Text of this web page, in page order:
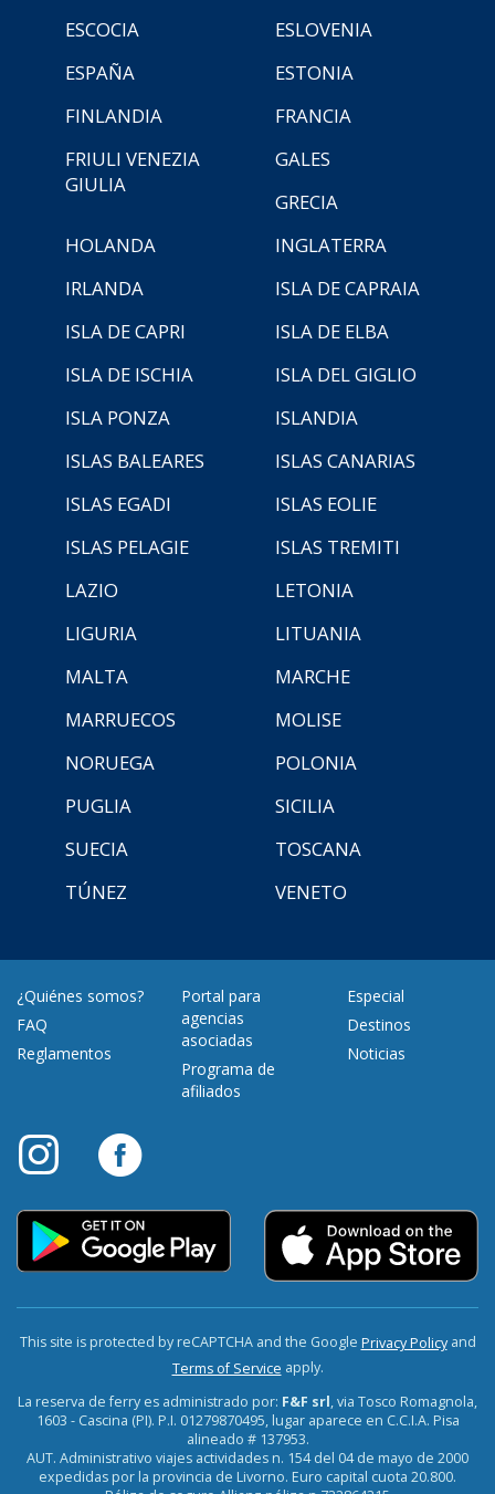
ESCOCIA
ESLOVENIA
ESPAÑA
ESTONIA
FINLANDIA
FRANCIA
FRIULI VENEZIA
GIULIA
GALES
GRECIA
HOLANDA
INGLATERRA
IRLANDA
ISLA DE CAPRAIA
ISLA DE CAPRI
ISLA DE ELBA
ISLA DE ISCHIA
ISLA DEL GIGLIO
ISLA PONZA
ISLANDIA
ISLAS BALEARES
ISLAS CANARIAS
ISLAS EGADI
ISLAS EOLIE
ISLAS PELAGIE
ISLAS TREMITI
LAZIO
LETONIA
LIGURIA
LITUANIA
MALTA
MARCHE
MARRUECOS
MOLISE
NORUEGA
POLONIA
PUGLIA
SICILIA
SUECIA
TOSCANA
TÚNEZ
VENETO
¿Quiénes somos?
FAQ
Reglamentos
Portal para
agencias
asociadas
Programa de
afiliados
Especial
Destinos
Noticias
This site is protected by reCAPTCHA and the Google Privacy Policyand
Terms of Service apply.
La reserva de ferry es administrado por: F&F srl, via Tosco Romagnola,
1603 - Cascina (PI). P.I. 01279870495, lugar aparece en C.C.I.A. Pisa
alineado # 137953.
AUT. Administrativo viajes actividades n. 154 del 04 de mayo de 2000
expedidas por la provincia de Livorno. Euro capital cuota 20.800.